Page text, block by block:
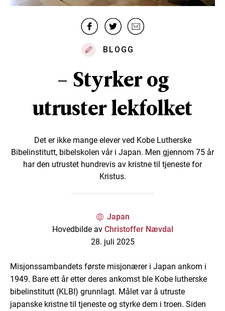
BLOGG
– Styrker og
utruster lekfolket
Det er ikke mange elever ved Kobe Lutherske
Bibelinstitutt, bibelskolen vår i Japan. Men gjennom 75 år
har den utrustet hundrevis av kristne til tjeneste for
Kristus.
Japan
Hovedbilde av Christoffer Nævdal
28. juli 2025
Misjonssambandets første misjonærer i Japan ankom i
1949. Bare ett år etter deres ankomst ble Kobe lutherske
bibelinstitutt (KLBI) grunnlagt. Målet var å utruste
japanske kristne til tjeneste og styrke dem i troen. Siden